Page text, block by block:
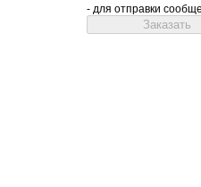
- для отправки